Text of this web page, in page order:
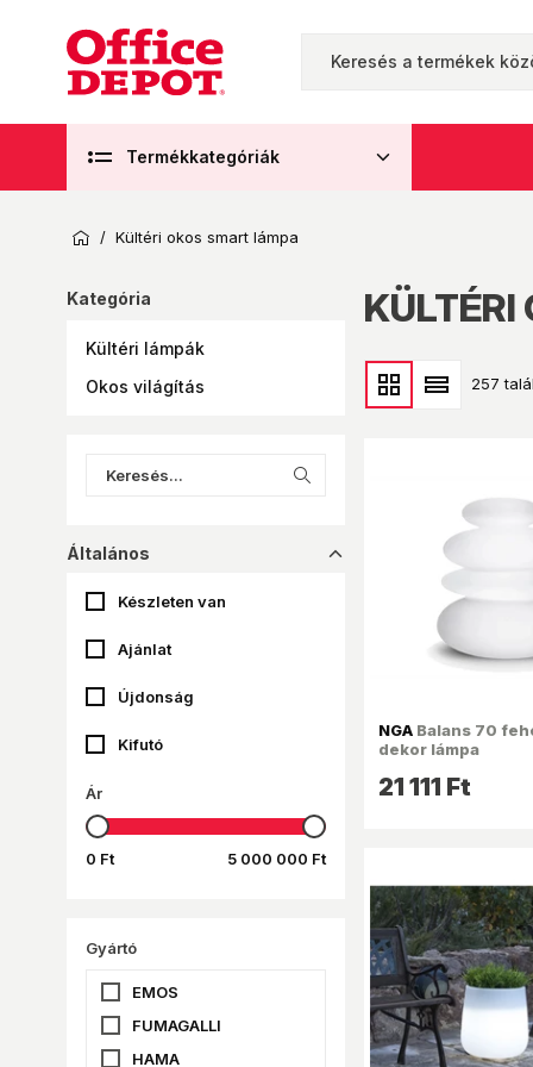
Termékkategóriák
/ Kültéri okos smart lámpa
257
NGABalans 70
dekor lámpa
21 111 Ft
Kategória
Kültéri lámpák
Okos világítás
Általános dropup_16
Készleten van
Ajánlat
Újdonság
Kifutó
Ár
0 Ft 5 000 000 Ft
Gyártó
EMOS
FUMAGALLI
HAMA